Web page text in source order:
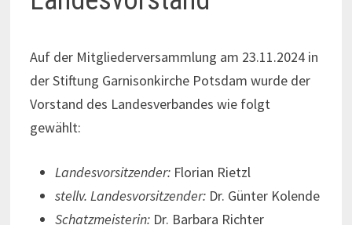
Auf der Mitgliederversammlung am 23.11.2024 in
der Stiftung Garnisonkirche Potsdam wurde der
Vorstand des Landesverbandes wie folgt
gewählt:
Landesvorsitzender:Florian Rietzl
stellv. Landesvorsitzender:Dr. Günter Kolende
Schatzmeisterin:Dr. Barbara Richter